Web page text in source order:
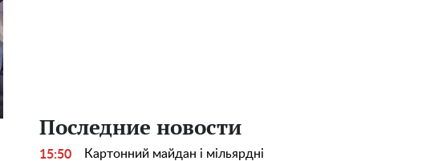
Последние новости
15:50
Картонний майдан і мільярдні